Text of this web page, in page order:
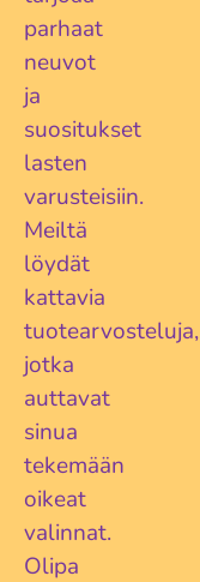
parhaat
neuvot
ja
suositukset
lasten
varusteisiin.
Meiltä
löydät
kattavia
tuotearvosteluja,
jotka
auttavat
sinua
tekemään
oikeat
valinnat.
Olipa